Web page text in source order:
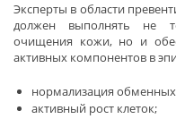
Эксперты в области
должен выполнять не
очищения кожи, но и
активных компонентов в
нормализация
активный рост клеток;